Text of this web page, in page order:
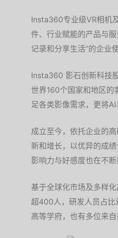
Insta360专业级VR相机
件、行业赋能的产品与
记录和分享生活”的企业使
Insta360 影石创新科技
世界160个国家和地区的
足各类影像需求，更将
成立至今，依托企业的
新和增长，以优异的成
影响力与好感度也在不
基于全球化市场及多样
超400人，研发人员占
高等学府，也有多位来